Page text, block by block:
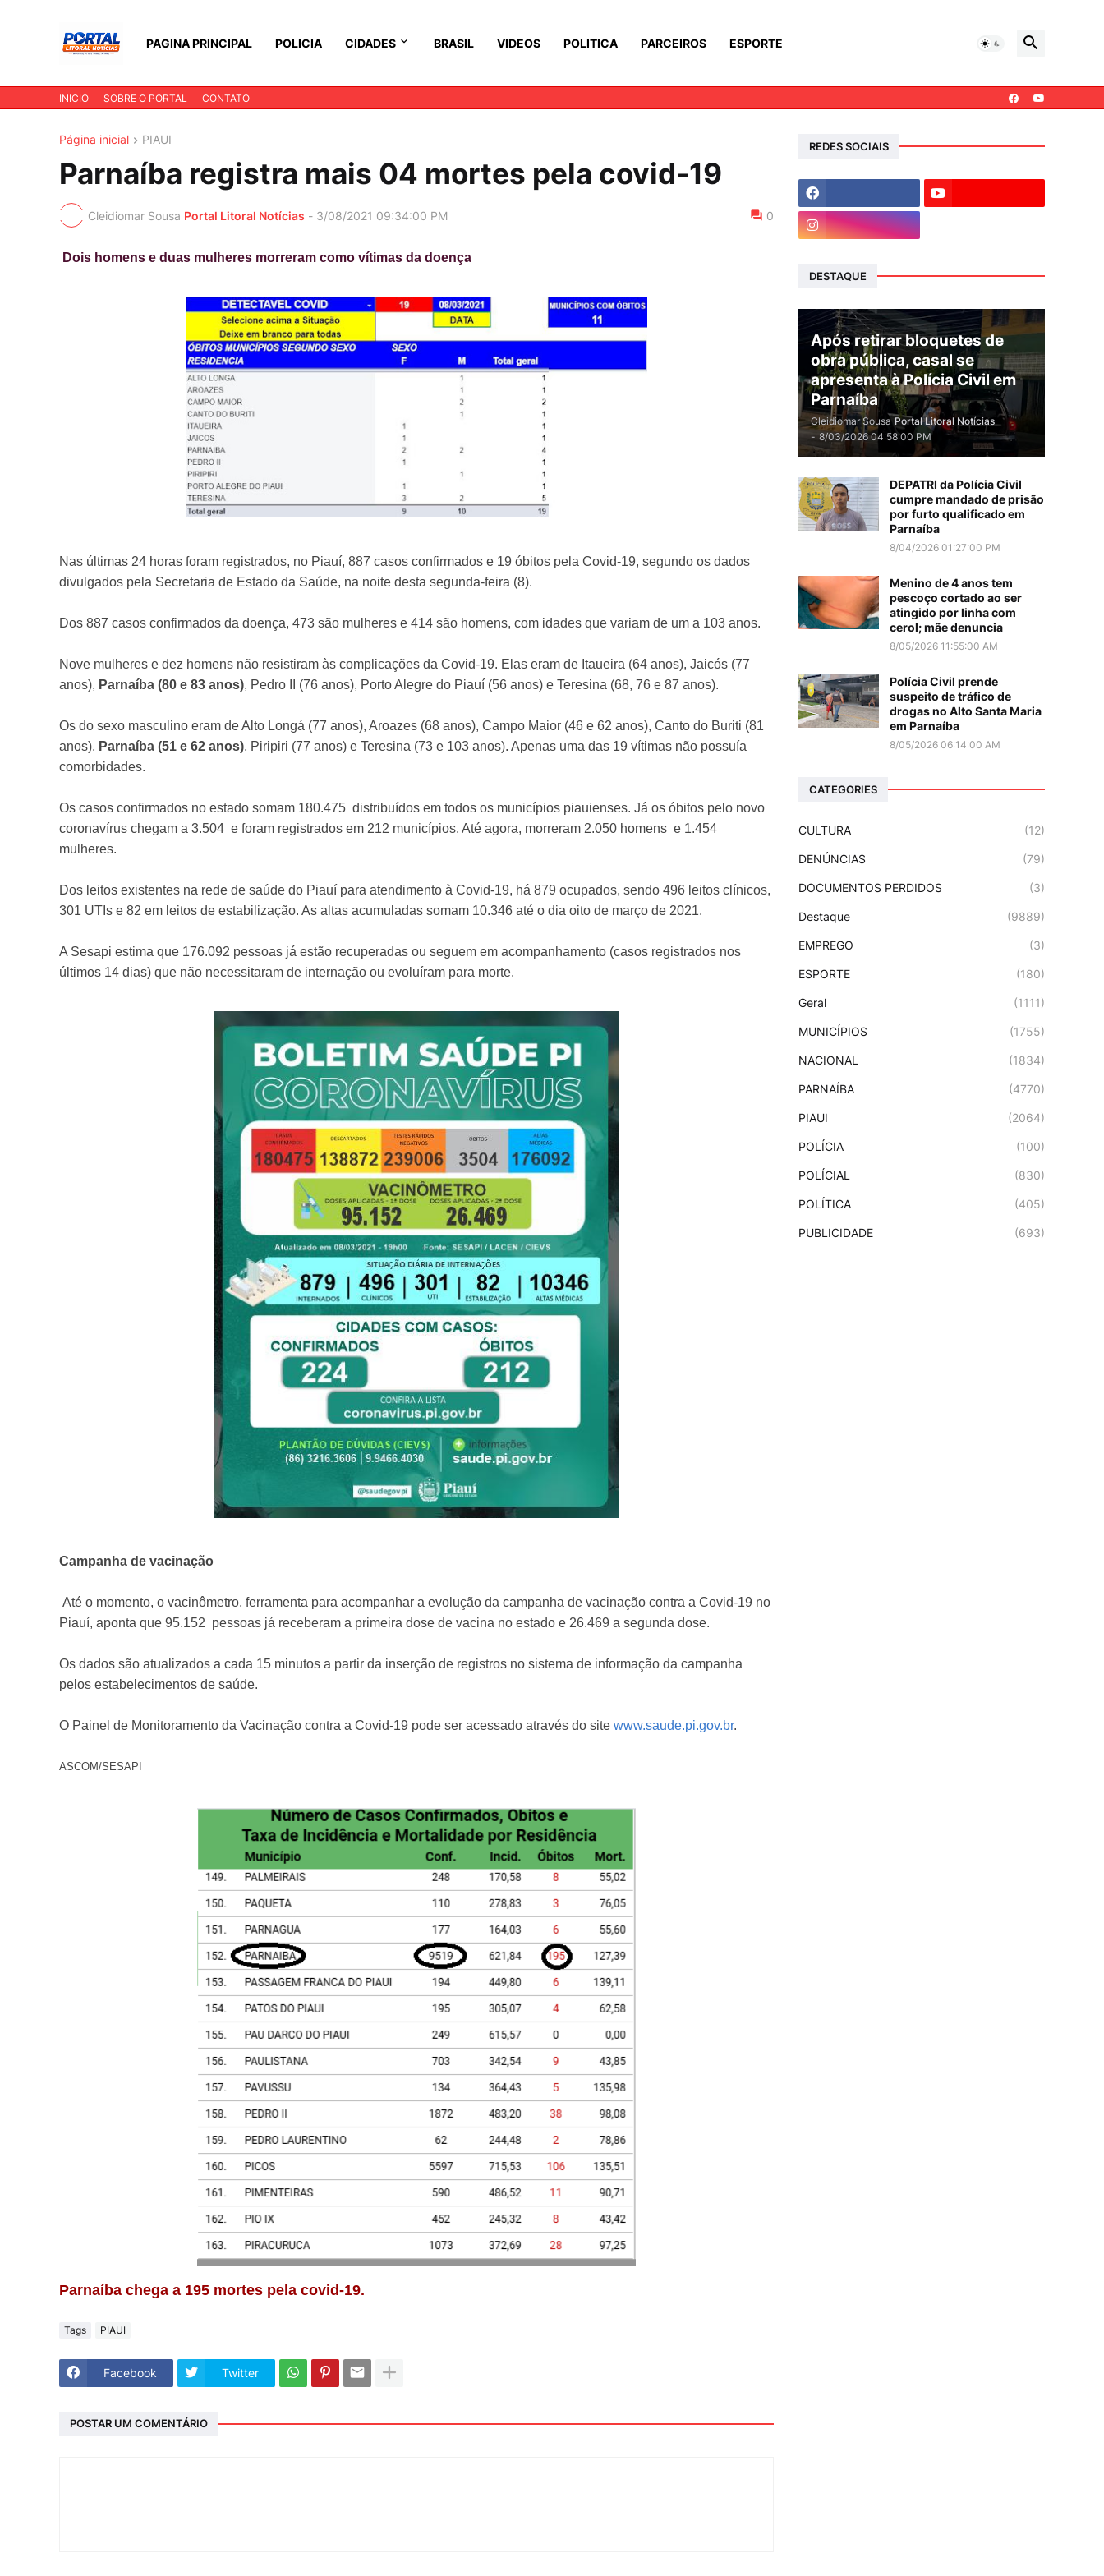
PAGINA PRINCIPAL POLICIA CIDADES BRASIL VIDEOS POLITICA PARCEIROS ESPORTE
INICIO SOBRE O PORTAL CONTATO
Página inicial PIAUI
Parnaíba registra mais 04 mortes pela covid-19
Cleidiomar Sousa Portal Litoral Notícias - 3/08/2021 09:34:00 PM 0
Dois homens e duas mulheres morreram como vítimas da doença
Nas últimas 24 horas foram registrados, no Piauí, 887 casos confirmados e 19 óbitos pela Covid-19, segundo os dados
divulgados pela Secretaria de Estado da Saúde, na noite desta segunda-feira (8).
Dos 887 casos confirmados da doença, 473 são mulheres e 414 são homens, com idades que variam de um a 103 anos.
Nove mulheres e dez homens não resistiram às complicações da Covid-19. Elas eram de Itaueira (64 anos), Jaicós (77
anos), Parnaíba (80 e 83 anos), Pedro II (76 anos), Porto Alegre do Piauí (56 anos) e Teresina (68, 76 e 87 anos).
Os do sexo masculino eram de Alto Longá (77 anos), Aroazes (68 anos), Campo Maior (46 e 62 anos), Canto do Buriti (81
anos), Parnaíba (51 e 62 anos), Piripiri (77 anos) e Teresina (73 e 103 anos). Apenas uma das 19 vítimas não possuía
comorbidades.
Os casos confirmados no estado somam 180.475 distribuídos em todos os municípios piauienses. Já os óbitos pelo novo
coronavírus chegam a 3.504 e foram registrados em 212 municípios. Até agora, morreram 2.050 homens e 1.454
mulheres.
Dos leitos existentes na rede de saúde do Piauí para atendimento à Covid-19, há 879 ocupados, sendo 496 leitos clínicos,
301 UTIs e 82 em leitos de estabilização. As altas acumuladas somam 10.346 até o dia oito de março de 2021.
A Sesapi estima que 176.092 pessoas já estão recuperadas ou seguem em acompanhamento (casos registrados nos
últimos 14 dias) que não necessitaram de internação ou evoluíram para morte.
Campanha de vacinação
Até o momento, o vacinômetro, ferramenta para acompanhar a evolução da campanha de vacinação contra a Covid-19 no
Piauí, aponta que 95.152 pessoas já receberam a primeira dose de vacina no estado e 26.469 a segunda dose.
Os dados são atualizados a cada 15 minutos a partir da inserção de registros no sistema de informação da campanha
pelos estabelecimentos de saúde.
O Painel de Monitoramento da Vacinação contra a Covid-19 pode ser acessado através do site www.saude.pi.gov.br.
ASCOM/SESAPI
Parnaíba chega a 195 mortes pela covid-19.
Tags PIAUI
Facebook Twitter
POSTAR UM COMENTÁRIO
REDES SOCIAIS
DESTAQUE
Após retirar bloquetes de
obra pública, casal se
apresenta à Polícia Civil em
Parnaíba
Cleidiomar Sousa Portal Litoral Notícias
- 8/03/2026 04:58:00 PM
DEPATRI da Polícia Civil
cumpre mandado de prisão
por furto qualificado em
Parnaíba
8/04/2026 01:27:00 PM
Menino de 4 anos tem
pescoço cortado ao ser
atingido por linha com
cerol; mãe denuncia
8/05/2026 11:55:00 AM
Polícia Civil prende
suspeito de tráfico de
drogas no Alto Santa Maria
em Parnaíba
8/05/2026 06:14:00 AM
CATEGORIES
CULTURA (12)
DENÚNCIAS (79)
DOCUMENTOS PERDIDOS (3)
Destaque (9889)
EMPREGO (3)
ESPORTE (180)
Geral (1111)
MUNICÍPIOS (1755)
NACIONAL (1834)
PARNAÍBA (4770)
PIAUI (2064)
POLÍCIA (100)
POLÍCIAL (830)
POLÍTICA (405)
PUBLICIDADE (693)